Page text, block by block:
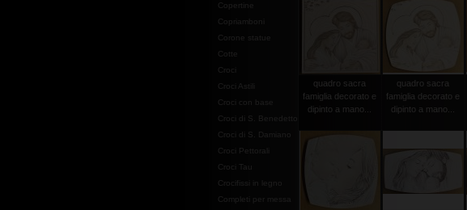
Copertine
Copriamboni
Corone statue
Cotte
Croci
Croci Astili
Croci con base
Croci di S. Benedetto
Croci di S. Damiano
Croci Pettorali
Croci Tau
Crocifissi in legno
Completi per messa
quadro sacra
famiglia decorato e
dipinto a mano...
quadro sacra
famiglia decorato e
dipinto a mano...